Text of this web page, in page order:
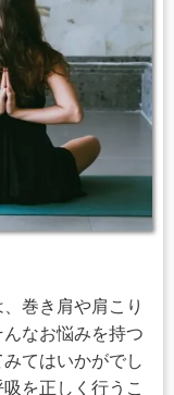
巻き肩や肩こり
なお悩みを持つ
てはいかがでし
を正しく行うこ